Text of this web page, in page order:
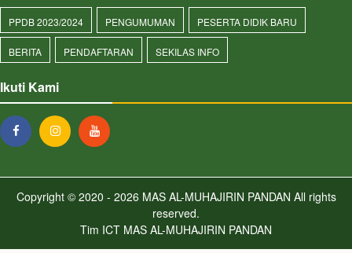
PPDB 2023/2024 PENGUMUMAN PESERTA DIDIK BARU
BERITA PENDAFTARAN SEKILAS INFO
Ikuti Kami
Copyright © 2020 - 2026 MAS AL-MUHAJIRIN PANDAN All rights
reserved.
Tim ICT MAS AL-MUHAJIRIN PANDAN